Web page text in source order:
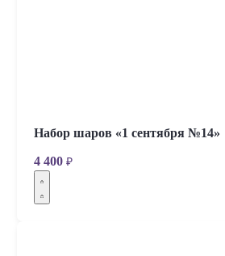
Набор шаров «1 сентября №14»
4 400 ₽